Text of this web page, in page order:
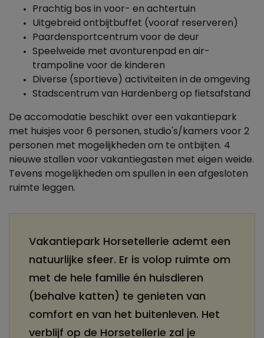
Prachtig bos in voor- en achtertuin
Uitgebreid ontbijtbuffet (vooraf reserveren)
Paardensportcentrum voor de deur
Speelweide met avonturenpad en air-
trampoline voor de kinderen
Diverse (sportieve) activiteiten in de omgeving
Stadscentrum van Hardenberg op fietsafstand
De accomodatie beschikt over een vakantiepark
met huisjes voor 6 personen, studio's/kamers voor 2
personen met mogelijkheden om te ontbijten. 4
nieuwe stallen voor vakantiegasten met eigen weide.
Tevens mogelijkheden om spullen in een afgesloten
ruimte leggen.
Vakantiepark Horsetellerie ademt een
natuurlijke sfeer. Er is volop ruimte om
met de hele familie én huisdieren
(behalve katten) te genieten van
comfort en van het buitenleven. Het
verblijf op de Horsetellerie zal je